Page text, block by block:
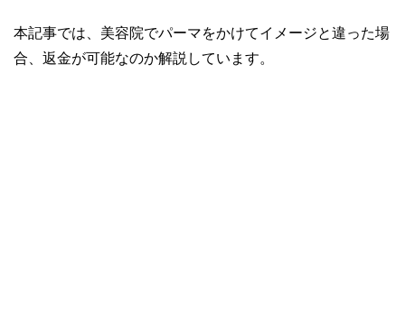
本記事では、美容院でパーマをかけてイメージと違った場
合、返金が可能なのか解説しています。